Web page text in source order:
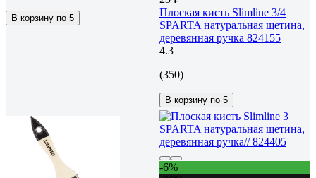
В корзину по 5
Плоская кисть Slimline 3/4
SPARTA натуральная щетина,
деревянная ручка 824155
4.3
(350)
В корзину по 5
-6%